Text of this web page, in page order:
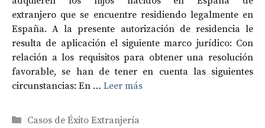
extranjero que se encuentre residiendo legalmente en
España. A la presente autorización de residencia le
resulta de aplicación el siguiente marco jurídico: Con
relación a los requisitos para obtener una resolución
favorable, se han de tener en cuenta las siguientes
circunstancias: En … Leer más
Categorías
Casos de Éxito Extranjería